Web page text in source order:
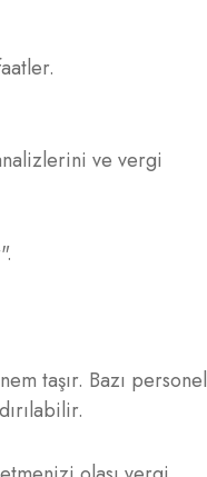
ve vergi
taşır. Bazı personel